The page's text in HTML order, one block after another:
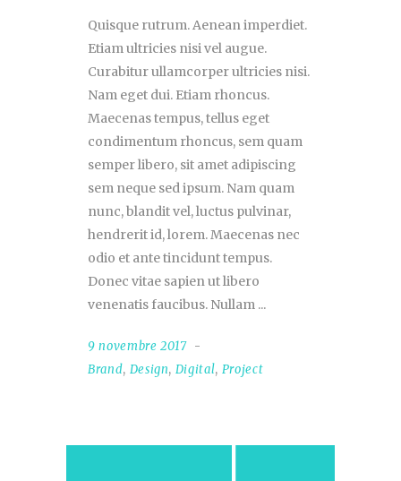
Quisque rutrum. Aenean imperdiet.
Etiam ultricies nisi vel augue.
Curabitur ullamcorper ultricies nisi.
Nam eget dui. Etiam rhoncus.
Maecenas tempus, tellus eget
condimentum rhoncus, sem quam
semper libero, sit amet adipiscing
sem neque sed ipsum. Nam quam
nunc, blandit vel, luctus pulvinar,
hendrerit id, lorem. Maecenas nec
odio et ante tincidunt tempus.
Donec vitae sapien ut libero
venenatis faucibus. Nullam
9 novembre 2017
Brand, Design, Digital, Project